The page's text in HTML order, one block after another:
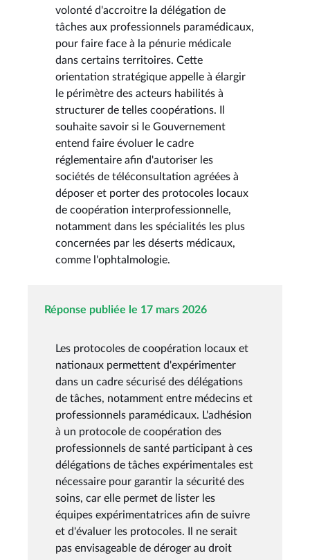
volonté d'accroitre la délégation de
tâches aux professionnels paramédicaux,
pour faire face à la pénurie médicale
dans certains territoires. Cette
orientation stratégique appelle à élargir
le périmètre des acteurs habilités à
structurer de telles coopérations. Il
souhaite savoir si le Gouvernement
entend faire évoluer le cadre
réglementaire afin d'autoriser les
sociétés de téléconsultation agréées à
déposer et porter des protocoles locaux
de coopération interprofessionnelle,
notamment dans les spécialités les plus
concernées par les déserts médicaux,
comme l'ophtalmologie.
Réponse publiée le 17 mars 2026
Les protocoles de coopération locaux et
nationaux permettent d'expérimenter
dans un cadre sécurisé des délégations
de tâches, notamment entre médecins et
professionnels paramédicaux. L'adhésion
à un protocole de coopération des
professionnels de santé participant à ces
délégations de tâches expérimentales est
nécessaire pour garantir la sécurité des
soins, car elle permet de lister les
équipes expérimentatrices afin de suivre
et d'évaluer les protocoles. Il ne serait
pas envisageable de déroger au droit